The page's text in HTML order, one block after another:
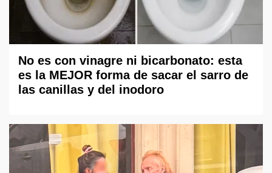
No es con vinagre ni bicarbonato: esta
es la MEJOR forma de sacar el sarro de
las canillas y del inodoro